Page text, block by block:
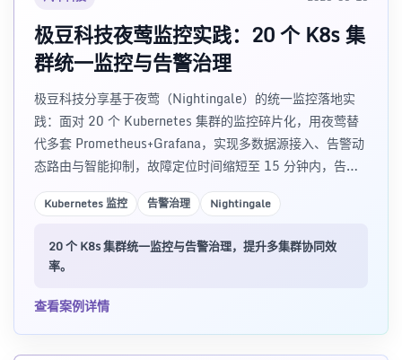
极豆科技夜莺监控实践：20 个 K8s 集
群统一监控与告警治理
极豆科技分享基于夜莺（Nightingale）的统一监控落地实
践：面对 20 个 Kubernetes 集群的监控碎片化，用夜莺替
代多套 Prometheus+Grafana，实现多数据源接入、告警动
态路由与智能抑制，故障定位时间缩短至 15 分钟内，告警
误报率下降 76%。含选型对比、架构设计与告警治理经验。
Kubernetes 监控 告警治理 Nightingale
20 个 K8s 集群统一监控与告警治理，提升多集群协同效
率。
查看案例详情